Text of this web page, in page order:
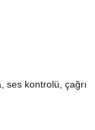
ses kontrolü, çağrı